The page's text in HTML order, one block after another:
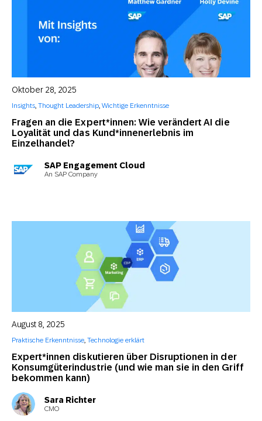
Fragen an die Expert*innen: Wie verändert AI die
Loyalität und das Kund*innenerlebnis im
Einzelhandel?
Oktober 28, 2025
Insights, Thought Leadership, Wichtige Erkenntnisse
SAP Engagement Cloud
An SAP Company
Expert*innen diskutieren über Disruptionen in der
Konsumgüterindustrie (und wie man sie in den Griff
bekommen kann)
August 8, 2025
Praktische Erkenntnisse, Technologie erklärt
Sara Richter
CMO